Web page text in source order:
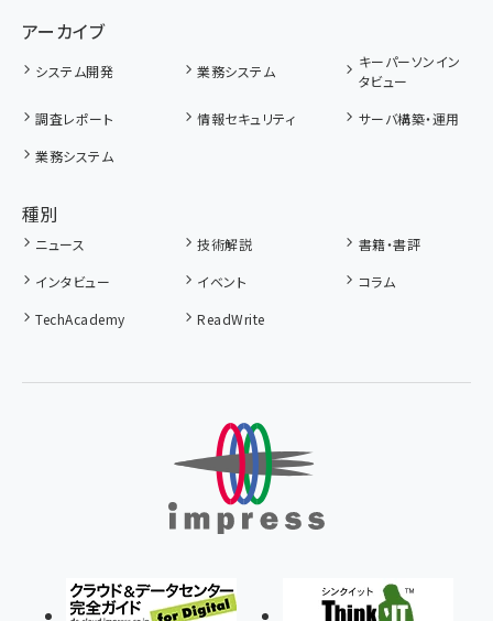
アーカイブ
システム開発 業務システム
キーパーソンイン
タビュー
調査レポート
情報セキュリティ
サーバ構築・運用
業務システム
種別
ニュース 技術解説
書籍・書評
インタビュー
イベント
コラム
TechAcademy
ReadWrite